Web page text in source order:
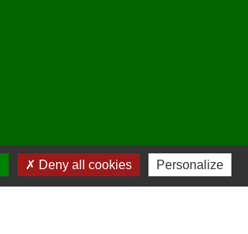
- Plan du site - Gestion des cookies
Deny all cookies Personalize